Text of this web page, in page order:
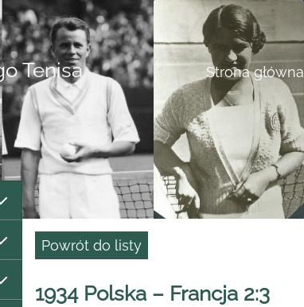
Tenisa Strona główna
Powrót do listy
1934 Polska – Francja 2:3